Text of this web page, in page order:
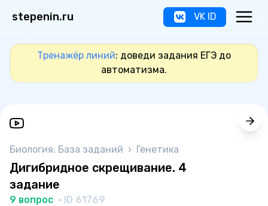
stepenin.ru VK ID
Тренажёр линий: доведи задания ЕГЭ до
автоматизма.
Биология. База заданий › Генетика
Дигибридное скрещивание. 4
задание
9 вопрос · ID 61769